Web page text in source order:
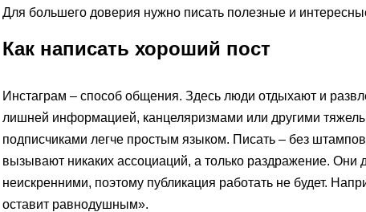
Для большего доверия нужно писать полезные и
Как написать хороший пост
Инстаграм – способ общения. Здесь люди отдыхают и
лишней информацией, канцеляризмами или другими
подписчиками легче простым языком. Писать – без
вызывают никаких ассоциаций, а только раздражение. Они
неискренними, поэтому публикация работать не будет.
оставит равнодушным».